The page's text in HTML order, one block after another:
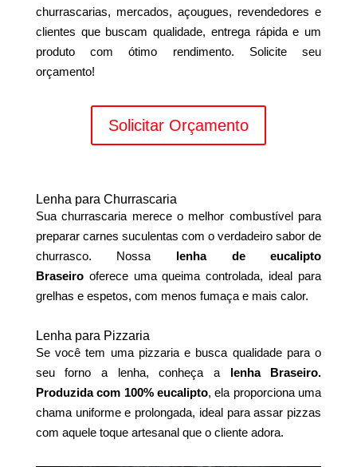
churrascarias, mercados, açougues, revendedores e
clientes que buscam qualidade, entrega rápida e um
produto com ótimo rendimento. Solicite seu
orçamento!
Solicitar Orçamento
Lenha para Churrascaria
Sua churrascaria merece o melhor combustível para
preparar carnes suculentas com o verdadeiro sabor de
churrasco. Nossa lenha de eucalipto
Braseirooferece uma queima controlada, ideal para
grelhas e espetos, com menos fumaça e mais calor.
Lenha para Pizzaria
Se você tem uma pizzaria e busca qualidade para o
seu forno a lenha, conheça a lenha Braseiro.
Produzida com 100% eucalipto, ela proporciona uma
chama uniforme e prolongada, ideal para assar pizzas
com aquele toque artesanal que o cliente adora.